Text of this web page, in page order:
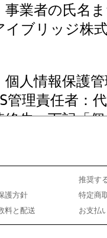
推奨す
護方針
特定商
料と配送 お支払